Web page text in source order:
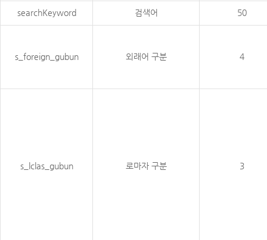
searchKeyword 검색어 50
s_foreign_gubun 외래어 구분 4
s_lclas_gubun 로마자 구분 3